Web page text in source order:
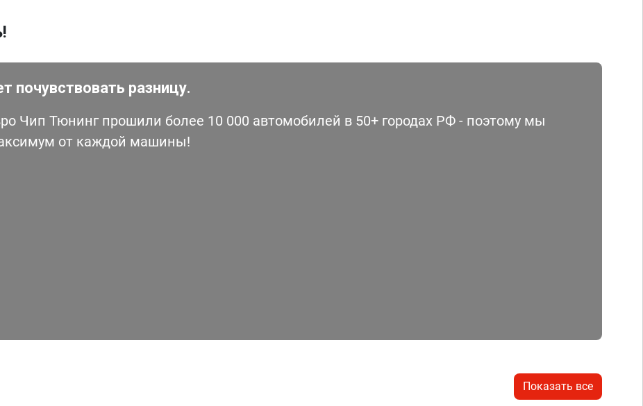
разницу.
Чип Тюнинг прошили более 10 000 автомобилей в 50+ городах РФ - поэтому мы
от каждой машины!
Показать все